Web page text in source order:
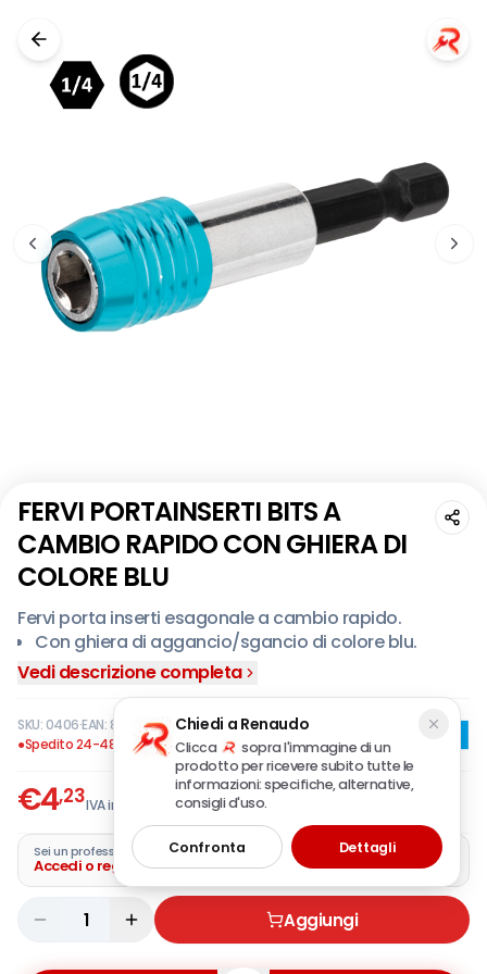
FERVI PORTAINSERTI BITS A
CAMBIO RAPIDO CON GHIERA DI
COLORE BLU
Fervi porta inserti esagonale a cambio rapido.
Con ghiera di aggancio/sgancio di colore blu.
Vedi descrizione completa
SKU:0406·EAN:8012667269548
●Spedito 24-48 ore
€4,23IVA incl.
Sei un professionista?
Accedi o registra la tua azienda
1 Aggiungi
Chiedi a Renaudo
Clicca
sopra l'immagine di un
prodotto per ricevere subito tutte le
informazioni: specifiche, alternative,
consigli d'uso.
Confronta Dettagli